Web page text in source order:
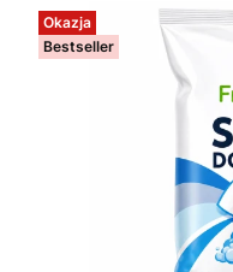
Okazja
Bestseller